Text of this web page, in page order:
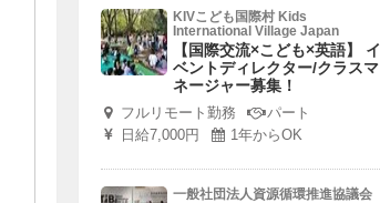
KIVこども国際村 Kids
International Village Japan
【国際交流×こども×英語】 イ
ベントディレクター/クラスマ
ネージャー募集！
フルリモート勤務
パート
日給7,000円
1年からOK
一般社団法人資源循環推進協議会